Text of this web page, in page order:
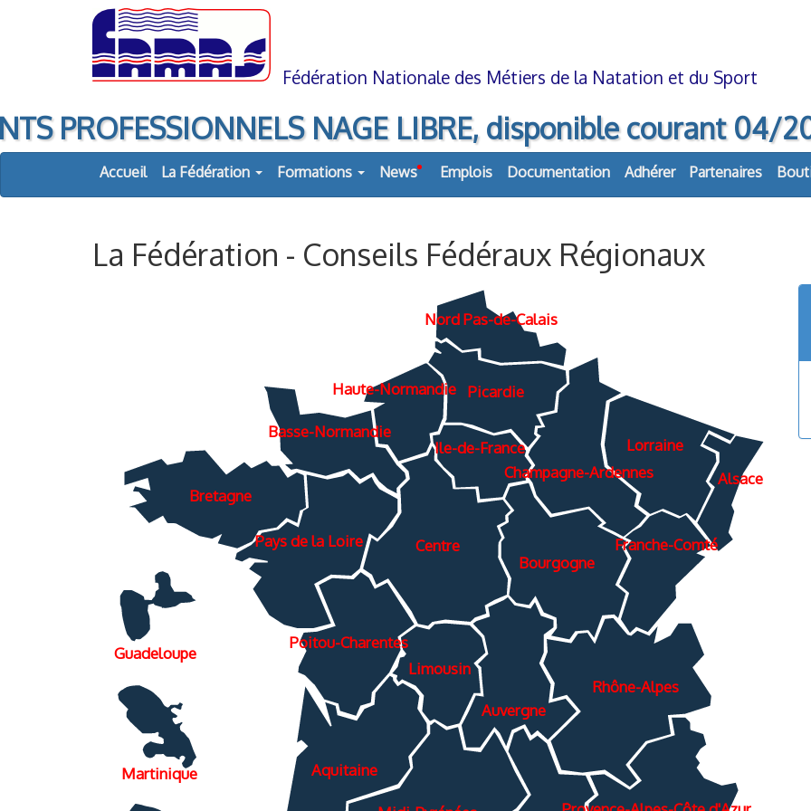
Fédération Nationale des Métiers de la Natation et du Sport
PROFESSIONNELS NAGE LIBRE, disponible courant 04/
Accueil La Fédération Formations News Emplois Documentation Adhérer Partenaires
La Fédération - Conseils Fédéraux Régionaux
Alsace
Aquitaine
Auvergne
Basse-Normandie
Bourgogne
Bretagne
Centre
Champagne-Ardennes
Franche-Comté
Haute-Normandie
Ile-de-France
Limousin
Lorraine
Nord Pas-de-Calais
Pays de la Loire
Picardie
Poitou-Charentes
Rhône-Alpes
Guadeloupe
Martinique